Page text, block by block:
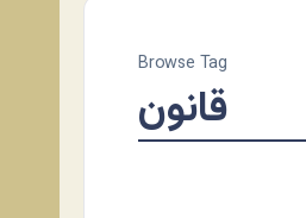
Browse Tag
قانون